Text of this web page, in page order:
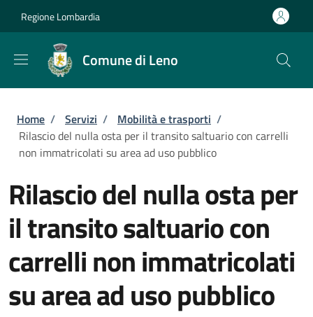
Regione Lombardia
Comune di Leno
Briciole di pane
Home / Servizi / Mobilità e trasporti /
Rilascio del nulla osta per il transito saltuario con carrelli
non immatricolati su area ad uso pubblico
Rilascio del nulla osta per
il transito saltuario con
carrelli non immatricolati
su area ad uso pubblico